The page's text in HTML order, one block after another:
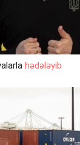
hədələyib